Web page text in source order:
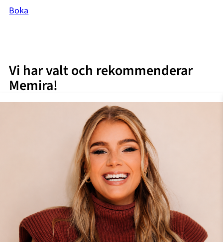
Boka
Vi har valt och rekommenderar
Memira!